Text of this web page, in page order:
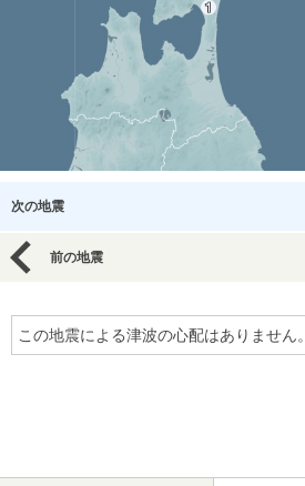
次の地震
前の地震
この地震による津波の心配はありません。